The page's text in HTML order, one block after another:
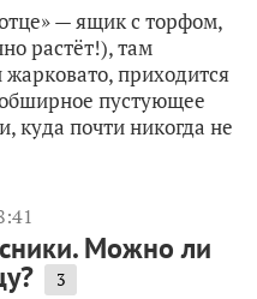
— ящик с торфом,
растёт!), там
приходится
пустующее
куда почти никогда не
Можно ли
3